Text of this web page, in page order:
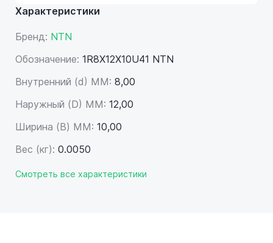
Характеристики
Бренд: NTN
Обозначение: 1R8X12X10U41 NTN
Внутренний (d) ММ: 8,00
Наружный (D) ММ: 12,00
Ширина (B) MM: 10,00
Вес (кг): 0.0050
Смотреть все характеристики